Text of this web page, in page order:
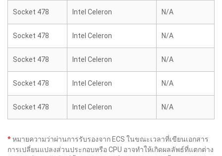
Socket 478 Intel Celeron N/A
Socket 478 Intel Celeron N/A
Socket 478 Intel Celeron N/A
Socket 478 Intel Celeron N/A
Socket 478 Intel Celeron N/A
*หมายความว่าผ่านการรับรองจาก ECS ในขณะเวลาที่เขียนเอกสาร
การเปลี่ยนแปลงส่วนประกอบหรือ CPU อาจทำให้เกิดผลลัพธ์ที่แตกต่าง